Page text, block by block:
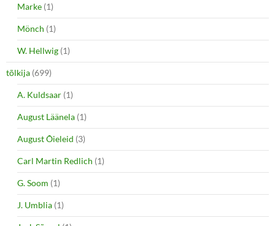
Marke (1)
Mönch (1)
W. Hellwig (1)
tõlkija (699)
A. Kuldsaar (1)
August Läänela (1)
August Õieleid (3)
Carl Martin Redlich (1)
G. Soom (1)
J. Umblia (1)